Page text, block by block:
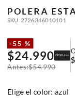
POLERA
SKU 2726346010101
-55 %
$24.990
$54.990
$
: azul